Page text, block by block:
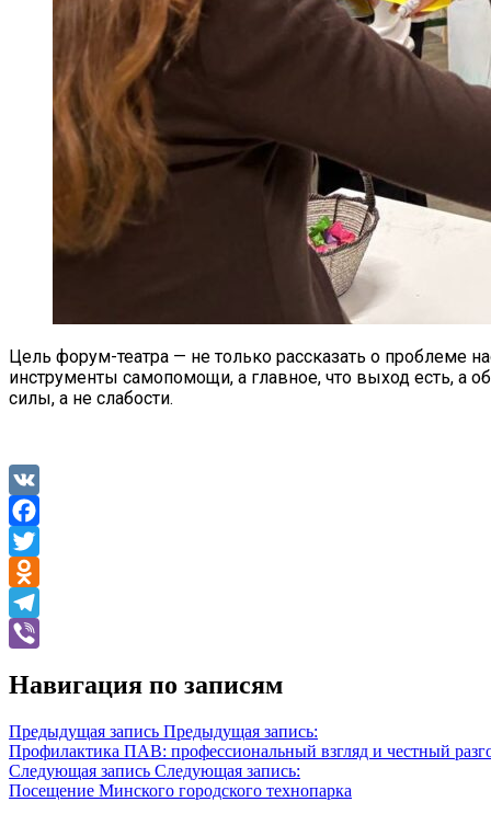
Цель форум-театра — не только рассказать о проблеме
инструменты самопомощи, а главное, что выход есть, а
силы, а не слабости.
VK
Facebook
Twitter
Odnoklassniki
Telegram
Навигация по записям
Предыдущая запись Предыдущая запись:
Профилактика ПАВ: профессиональный взгляд и честный
Следующая запись Следующая запись:
Посещение Минского городского технопарка